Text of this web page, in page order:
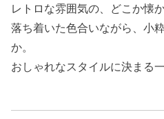
レトロな雰囲気の、どこか懐
落ち着いた色合いながら、小
か。
おしゃれなスタイルに決まる一